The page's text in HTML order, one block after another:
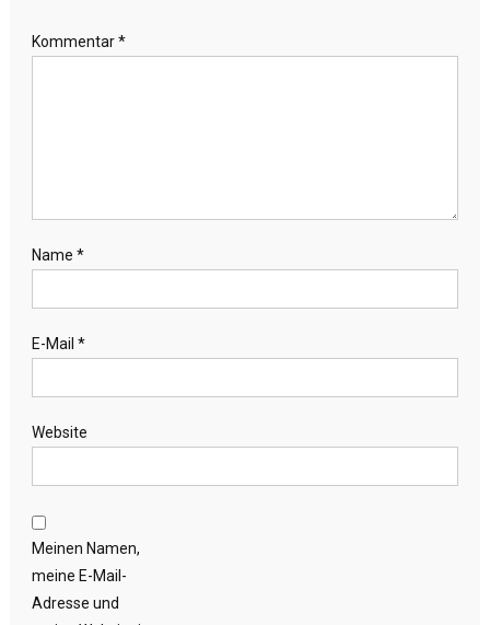
Kommentar*
Name *
E-Mail *
Website
Meinen Namen,
meine E-Mail-
Adresse und